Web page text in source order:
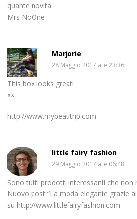
quante novita
Mrs NoOne
Marjorie
28 Maggio 2017 alle 23:36
This box looks great!
xx
http://www.mybeautrip.com
little fairy fashion
29 Maggio 2017 alle 06:48
Sono tutti prodotti interessanti che non
Nuovo post “La moda elegante grazie
su http://www.littlefairyfashion.com